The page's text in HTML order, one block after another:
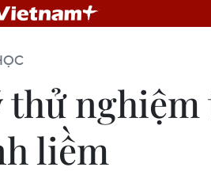
thử nghiệm
liềm